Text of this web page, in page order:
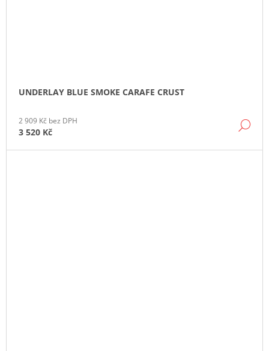
UNDERLAY BLUE SMOKE CARAFE CRUST
2 909 Kč bez DPH
3 520 Kč